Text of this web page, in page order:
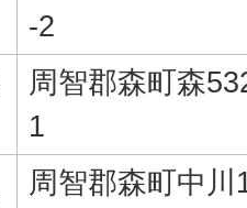
-2
周智郡森町森
1
周智郡森町中川